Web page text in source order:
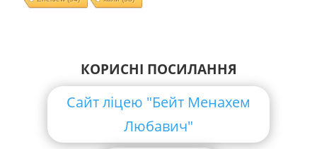
КОРИСНІ ПОСИЛАННЯ
Сайт ліцею "Бейт Менахем
Любавич"